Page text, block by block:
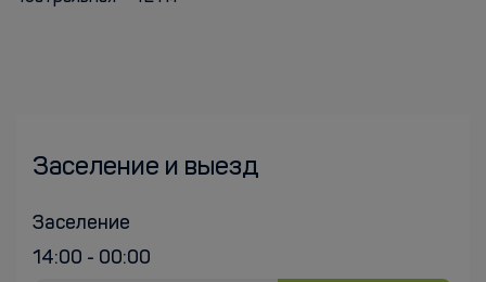
Заселение и выезд
Заселение
14:00 - 00:00